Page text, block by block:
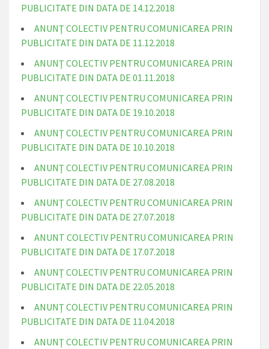
PUBLICITATE DIN DATA DE 14.12.2018
ANUNŢ COLECTIV PENTRU COMUNICAREA PRIN
PUBLICITATE DIN DATA DE 11.12.2018
ANUNŢ COLECTIV PENTRU COMUNICAREA PRIN
PUBLICITATE DIN DATA DE 01.11.2018
ANUNŢ COLECTIV PENTRU COMUNICAREA PRIN
PUBLICITATE DIN DATA DE 19.10.2018
ANUNŢ COLECTIV PENTRU COMUNICAREA PRIN
PUBLICITATE DIN DATA DE 10.10.2018
ANUNŢ COLECTIV PENTRU COMUNICAREA PRIN
PUBLICITATE DIN DATA DE 27.08.2018
ANUNŢ COLECTIV PENTRU COMUNICAREA PRIN
PUBLICITATE DIN DATA DE 27.07.2018
ANUNT COLECTIV PENTRU COMUNICAREA PRIN
PUBLICITATE DIN DATA DE 17.07.2018
ANUNŢ COLECTIV PENTRU COMUNICAREA PRIN
PUBLICITATE DIN DATA DE 22.05.2018
ANUNŢ COLECTIV PENTRU COMUNICAREA PRIN
PUBLICITATE DIN DATA DE 11.04.2018
ANUNŢ COLECTIV PENTRU COMUNICAREA PRIN